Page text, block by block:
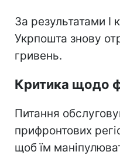
За результатами І
Укрпошта знову
гривень.
Критика щодо
Питання
прифронтових
щоб їм